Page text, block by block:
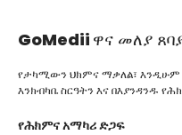
GoMedii ዋና መለያ
የታካሚውን ህክምና ማቃለል፣ እንዲሁም
እንክብካቤ ስርዓትን እና በእያንዳንዱ
የሕክምና አማካሪ ድጋፍ